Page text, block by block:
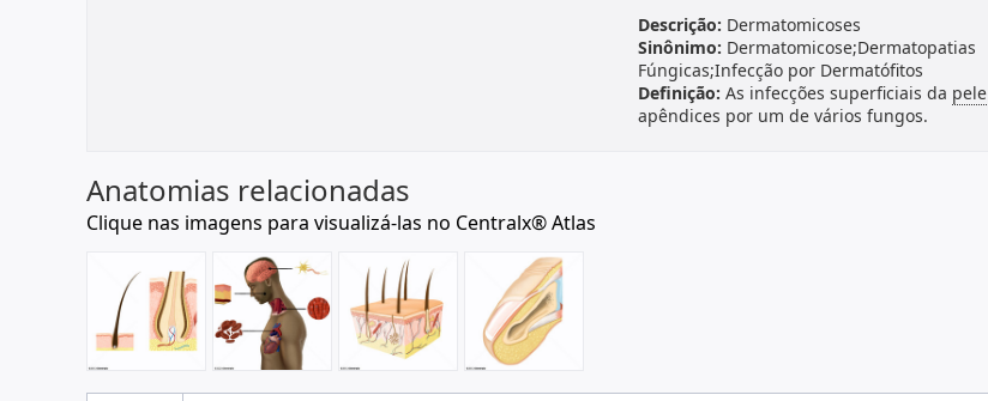
Descrição: Dermatomicoses
Sinônimo: Dermatomicose;Dermatopatias
Fúngicas;Infecção por Dermatófitos
Definição: As infecções superficiais da pele
apêndices por um de vários fungos.
Anatomias relacionadas
Clique nas imagens para visualizá-las no Centralx® Atlas